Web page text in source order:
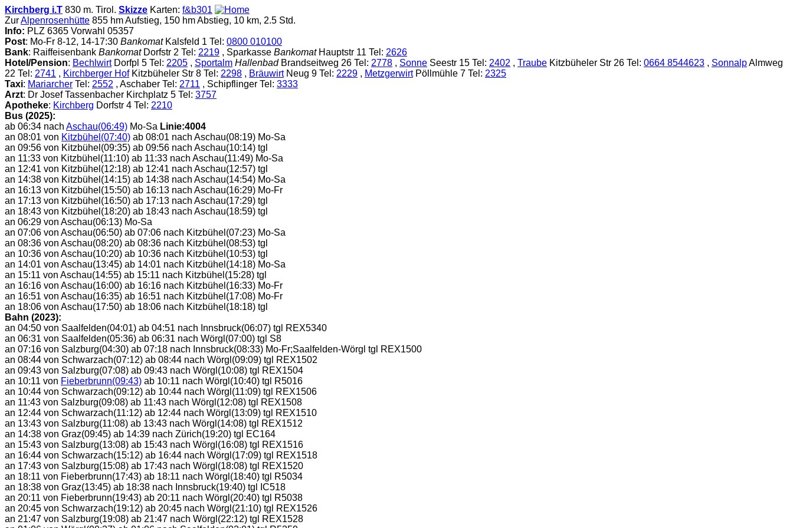
Kirchberg i.T 830 m. Tirol. Skizze Karten: f&b301
ZurAlpenrosenhütte 855 hm Aufstieg, 150 hm Abstieg, 10 km, 2.5 Std.
Info: PLZ 6365 Vorwahl 05357
Post: Mo-Fr 8-12, 14-17:30 BankomatKalsfeld 1 Tel: 0800 010100
Bank: Raiffeisenbank BankomatDorfstr 2 Tel: 2219 , Sparkasse BankomatHauptstr 11 Tel: 2626
Hotel/Pension: BechlwirtDorfpl 5 Tel: 2205 , Sportalm HallenbadBrandseitweg 26 Tel: 2778 , Sonne Seestr 15 Tel: 2402 , Traube Kitzbüheler Str 26 Tel: 0664 8544623 , SonnalpAlmweg
22 Tel: 2741 , Kirchberger HofKitzbüheler Str 8 Tel: 2298 , BräuwirtNeug 9 Tel: 2229 , MetzgerwirtPöllmühle 7 Tel: 2325
Taxi: Mariarcher Tel: 2552 , Aschaber Tel: 2711 , Schipflinger Tel: 3333
Arzt: Dr Josef Tassenbacher Kirchplatz 5 Tel: 3757
Apotheke: Kirchberg Dorfstr 4 Tel: 2210
Bus (2025):
ab 06:34 nach Aschau(06:49) Mo-Sa Linie:4004
an 08:01 von Kitzbühel(07:40) ab 08:01 nach Aschau(08:19) Mo-Sa
an 09:56 von Kitzbühel(09:35) ab 09:56 nach Aschau(10:14) tgl
an 11:33 von Kitzbühel(11:10) ab 11:33 nach Aschau(11:49) Mo-Sa
an 12:41 von Kitzbühel(12:18) ab 12:41 nach Aschau(12:57) tgl
an 14:38 von Kitzbühel(14:15) ab 14:38 nach Aschau(14:54) Mo-Sa
an 16:13 von Kitzbühel(15:50) ab 16:13 nach Aschau(16:29) Mo-Fr
an 17:13 von Kitzbühel(16:50) ab 17:13 nach Aschau(17:29) tgl
an 18:43 von Kitzbühel(18:20) ab 18:43 nach Aschau(18:59) tgl
an 06:29 von Aschau(06:13) Mo-Sa
an 07:06 von Aschau(06:50) ab 07:06 nach Kitzbühel(07:23) Mo-Sa
an 08:36 von Aschau(08:20) ab 08:36 nach Kitzbühel(08:53) tgl
an 10:36 von Aschau(10:20) ab 10:36 nach Kitzbühel(10:53) tgl
an 14:01 von Aschau(13:45) ab 14:01 nach Kitzbühel(14:18) Mo-Sa
an 15:11 von Aschau(14:55) ab 15:11 nach Kitzbühel(15:28) tgl
an 16:16 von Aschau(16:00) ab 16:16 nach Kitzbühel(16:33) Mo-Fr
an 16:51 von Aschau(16:35) ab 16:51 nach Kitzbühel(17:08) Mo-Fr
an 18:06 von Aschau(17:50) ab 18:06 nach Kitzbühel(18:18) tgl
Bahn (2023):
an 04:50 von Saalfelden(04:01) ab 04:51 nach Innsbruck(06:07) tgl REX5340
an 06:31 von Saalfelden(05:36) ab 06:31 nach Wörgl(07:00) tgl S8
an 07:16 von Salzburg(04:30) ab 07:18 nach Innsbruck(08:33) Mo-Fr;Saalfelden-Wörgl tgl REX1500
an 08:44 von Schwarzach(07:12) ab 08:44 nach Wörgl(09:09) tgl REX1502
an 09:43 von Salzburg(07:08) ab 09:43 nach Wörgl(10:08) tgl REX1504
an 10:11 von Fieberbrunn(09:43) ab 10:11 nach Wörgl(10:40) tgl R5016
an 10:44 von Schwarzach(09:12) ab 10:44 nach Wörgl(11:09) tgl REX1506
an 11:43 von Salzburg(09:08) ab 11:43 nach Wörgl(12:08) tgl REX1508
an 12:44 von Schwarzach(11:12) ab 12:44 nach Wörgl(13:09) tgl REX1510
an 13:43 von Salzburg(11:08) ab 13:43 nach Wörgl(14:08) tgl REX1512
an 14:38 von Graz(09:45) ab 14:39 nach Zürich(19:20) tgl EC164
an 15:43 von Salzburg(13:08) ab 15:43 nach Wörgl(16:08) tgl REX1516
an 16:44 von Schwarzach(15:12) ab 16:44 nach Wörgl(17:09) tgl REX1518
an 17:43 von Salzburg(15:08) ab 17:43 nach Wörgl(18:08) tgl REX1520
an 18:11 von Fieberbrunn(17:43) ab 18:11 nach Wörgl(18:40) tgl R5034
an 18:38 von Graz(13:45) ab 18:38 nach Innsbruck(19:40) tgl IC518
an 20:11 von Fieberbrunn(19:43) ab 20:11 nach Wörgl(20:40) tgl R5038
an 20:45 von Schwarzach(19:12) ab 20:45 nach Wörgl(21:10) tgl REX1526
an 21:47 von Salzburg(19:08) ab 21:47 nach Wörgl(22:12) tgl REX1528